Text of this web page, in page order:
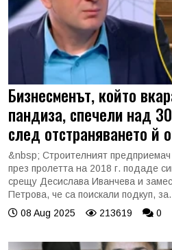
Бизнесменът, който
пандиза, спечели над
след отстраняването й
&nbsp; Строителният
през пролетта на 2018 г. подаде
срещу Десислава Иванчева и
Петрова, че са поискали подкуп,
08 Aug 2025
213619 0